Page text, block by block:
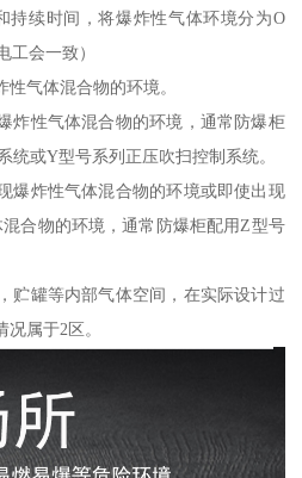
持续时间，将爆炸性气体环境分为O
工会一致）
气体混合物的环境。
炸性气体混合物的环境，通常防爆柜
统或Y型号系列正压吹扫控制系统。
爆炸性气体混合物的环境或即使出现
合物的环境，通常防爆柜配用Z型号
贮罐等内部气体空间，在实际设计过
属于2区。